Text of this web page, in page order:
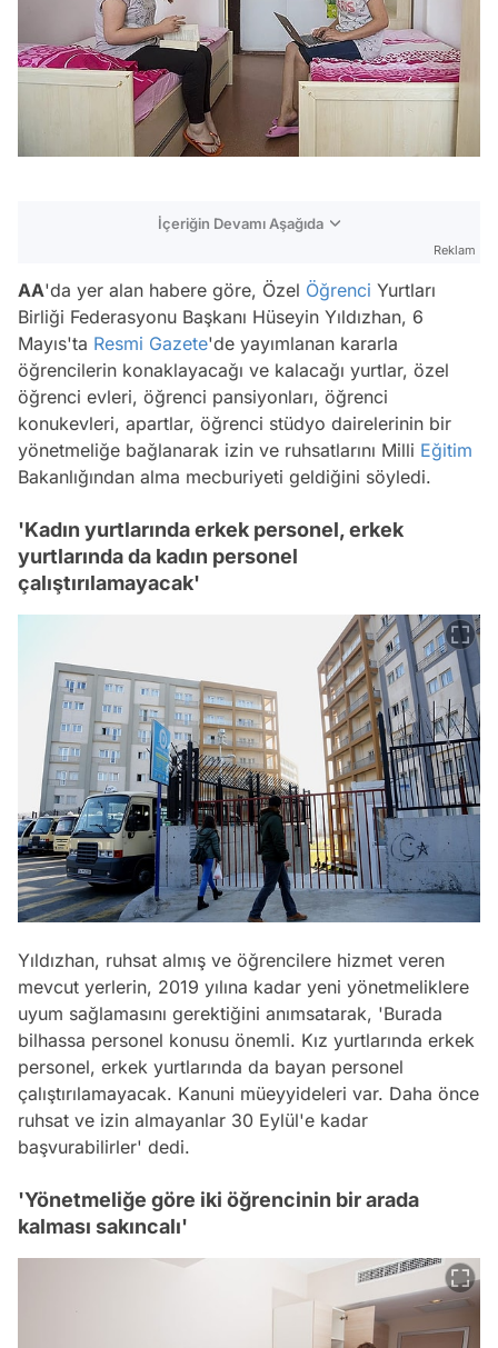
İçeriğin Devamı Aşağıda
Reklam
AA'da yer alan habere göre, Özel Öğrenci Yurtları
Birliği Federasyonu Başkanı Hüseyin Yıldızhan, 6
Mayıs'ta Resmi Gazete'de yayımlanan kararla
öğrencilerin konaklayacağı ve kalacağı yurtlar, özel
öğrenci evleri, öğrenci pansiyonları, öğrenci
konukevleri, apartlar, öğrenci stüdyo dairelerinin bir
yönetmeliğe bağlanarak izin ve ruhsatlarını Milli Eğitim
Bakanlığından alma mecburiyeti geldiğini söyledi.
'Kadın yurtlarında erkek personel, erkek
yurtlarında da kadın personel
çalıştırılamayacak'
Yıldızhan, ruhsat almış ve öğrencilere hizmet veren
mevcut yerlerin, 2019 yılına kadar yeni yönetmeliklere
uyum sağlamasını gerektiğini anımsatarak, 'Burada
bilhassa personel konusu önemli. Kız yurtlarında erkek
personel, erkek yurtlarında da bayan personel
çalıştırılamayacak. Kanuni müeyyideleri var. Daha önce
ruhsat ve izin almayanlar 30 Eylül'e kadar
başvurabilirler' dedi.
'Yönetmeliğe göre iki öğrencinin bir arada
kalması sakıncalı'